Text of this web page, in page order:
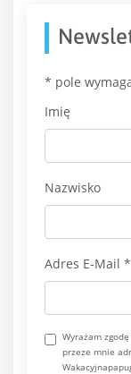
* pole
Imię
Nazwisko
Adres E-Mail *
Wyrażam
przeze mnie